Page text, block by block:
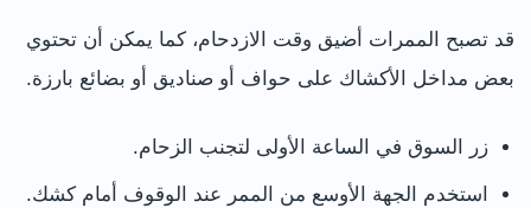
قد تصبح الممرات أضيق وقت الازدحام، كما يمكن أن تحتوي
بعض مداخل الأكشاك على حواف أو صناديق أو بضائع بارزة.
زر السوق في الساعة الأولى لتجنب الزحام.
استخدم الجهة الأوسع من الممر عند الوقوف أمام كشك.